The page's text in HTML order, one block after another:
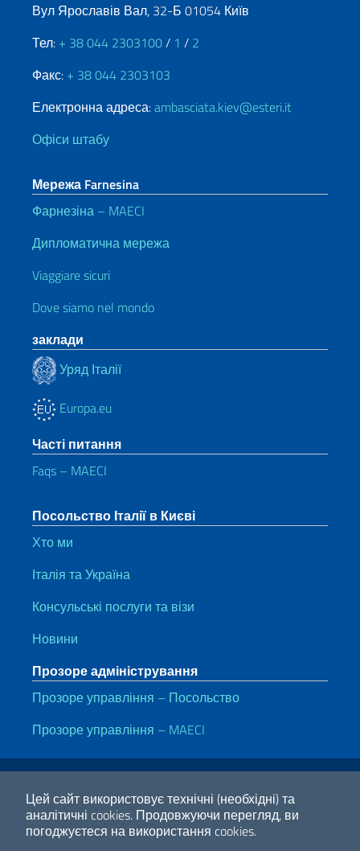
Цей сайт використовує технічні (необхідні) та
аналітичні cookies. Продовжуючи перегляд, ви
погоджуєтеся на використання cookies.
Вул Ярославів Вал, 32-Б 01054 Київ
Тел: + 38 044 2303100/ 1 / 2
Факс: + 38 044 2303103
Електронна адреса:ambasciata.kiev@esteri.it
Офіси штабу
Мережа Farnesina
Фарнезіна – MAECI
Дипломатична мережа
Viaggiare sicuri
Dove siamo nel mondo
заклади
Уряд Італії
Europa.eu
Часті питання
Faqs – MAECI
Посольство Італії в Києві
Хто ми
Італія та Україна
Консульські послуги та візи
Новини
Прозоре адміністрування
Прозоре управління – Посольство
Прозоре управління – MAECI
Корисні посилання